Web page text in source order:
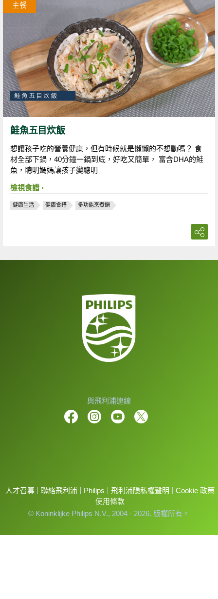
主餐
鮭魚五目炊飯
想讓孩子吃的營養健康，但有時候就是懶懶的不想動嗎？ 食
材全部下鍋，40分鐘一鍋到底，好吃又簡單， 富含DHA的鮭
魚，聰明媽媽讓孩子變聰明
檢視食譜
健康生活 健康食譜 多功能烹煮鍋
與飛利浦連線
人才召募 聯絡飛利浦 Philips 飛利浦隱私權聲明
Cookie 政策
使用條款
© Koninklijke Philips N.V., 2004 - 2026. 版權所有。